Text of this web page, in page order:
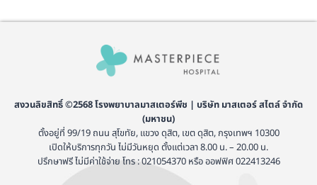
สงวนลิขสิทธิ์ ©2568 โรงพยาบาลมาสเตอร์พีช | บริษัท มาสเตอร์ สไตล์ จำกัด
(มหาชน)
ตั้งอยู่ที่ 99/19 ถนน สุโขทัย, แขวง ดุสิต, เขต ดุสิต, กรุงเทพฯ 10300
เปิดให้บริการทุกวัน ไม่มีวันหยุด ตั้งแต่เวลา 8.00 น. – 20.00 น.
ปรึกษาฟรี ไม่มีค่าใช้จ่าย โทร : 021054370 หรือ ออฟฟิศ 022413246